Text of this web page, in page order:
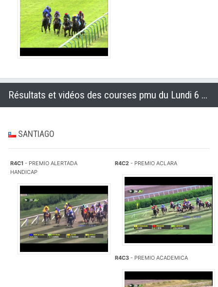
Résultats et vidéos des courses pmu du Lundi 6 octobre 2014
SANTIAGO
R4C1 - PREMIO ALERTADA
HANDICAP
R4C2 - PREMIO ACLARA
R4C3 - PREMIO ACADEMICA